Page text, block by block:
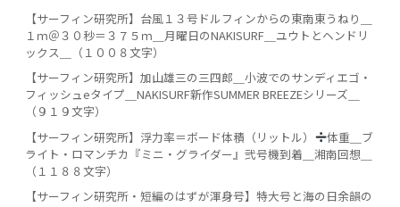
【サーフィン研究所】台風１３号ドルフィンからの東南東うねり＿
１ｍ＠３０秒＝３７５ｍ＿月曜日のNAKISURF＿ユウトとヘンドリ
ックス＿（１００８文字）
【サーフィン研究所】加山雄三の三四郎＿小波でのサンディエゴ・
フィッシュeタイプ＿NAKISURF新作SUMMER BREEZEシリーズ＿
（９１９文字）
【サーフィン研究所】浮力率＝ボード体積（リットル）
️体重＿ブ
ライト・ロマンチカ『ミニ・グライダー』弐号機到着＿湘南回想＿
（１１８８文字）
【サーフィン研究所・短編のはずが渾身号】特大号と海の日余韻の